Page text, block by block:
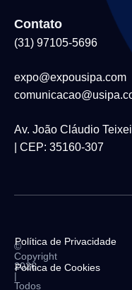
Contato
(31) 97105-5696
expo@expousipa.com
Av. João Cláudio
| CEP: 35160-307
©
Copyright
2026
|
Todos
Política de Privacidade
Política de Cookies